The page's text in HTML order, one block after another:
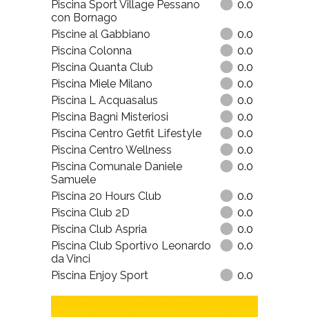
Piscina Sport Village Pessano
con Bornago
0.0
Piscine al Gabbiano
0.0
Piscina Colonna
0.0
Piscina Quanta Club
0.0
Piscina Miele Milano
0.0
Piscina L Acquasalus
0.0
Piscina Bagni Misteriosi
0.0
Piscina Centro Getfit Lifestyle
0.0
Piscina Centro Wellness
0.0
Piscina Comunale Daniele
Samuele
0.0
Piscina 20 Hours Club
0.0
Piscina Club 2D
0.0
Piscina Club Aspria
0.0
Piscina Club Sportivo Leonardo
da Vinci
0.0
Piscina Enjoy Sport 0.0